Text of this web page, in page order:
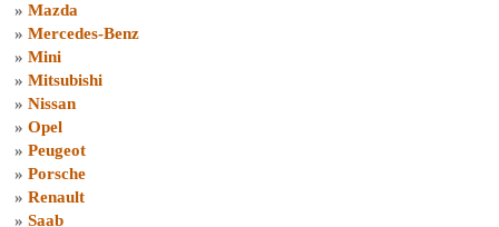
» Mazda
» Mercedes-Benz
» Mini
» Mitsubishi
» Nissan
» Opel
» Peugeot
» Porsche
» Renault
» Saab